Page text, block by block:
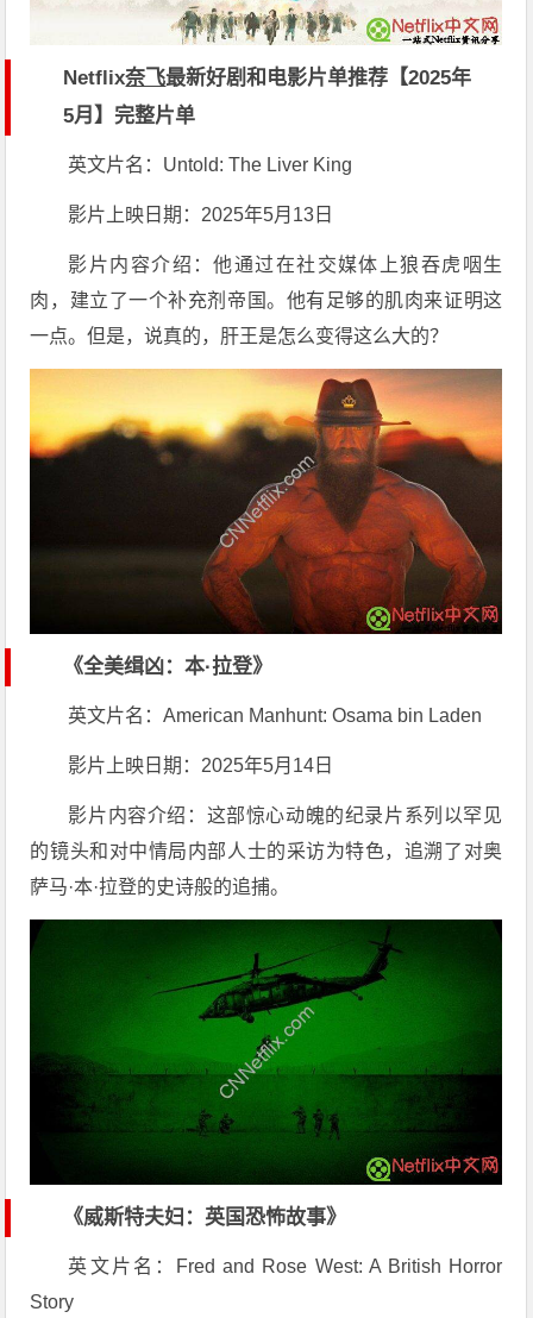
Netflix奈飞最新好剧和电影片单推荐【2025年
5月】完整片单
英文片名：Untold: The Liver King
影片上映日期：2025年5月13日
影片内容介绍：他通过在社交媒体上狼吞虎咽生
肉，建立了一个补充剂帝国。他有足够的肌肉来证明这
一点。但是，说真的，肝王是怎么变得这么大的？
《全美缉凶：本·拉登》
英文片名：American Manhunt: Osama bin Laden
影片上映日期：2025年5月14日
影片内容介绍：这部惊心动魄的纪录片系列以罕见
的镜头和对中情局内部人士的采访为特色，追溯了对奥
萨马·本·拉登的史诗般的追捕。
《威斯特夫妇：英国恐怖故事》
英文片名：Fred and Rose West: A British Horror
Story